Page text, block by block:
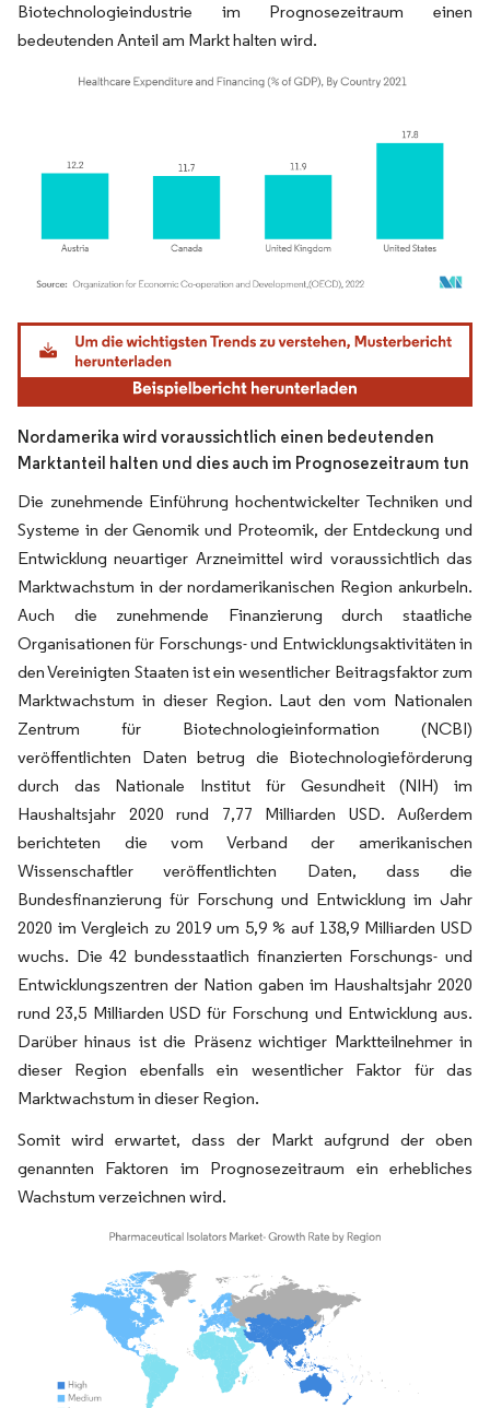
Biotechnologieindustrie im Prognosezeitraum einen
bedeutenden Anteil am Markt halten wird.
Bild © Mordor Intelligence. Wiederverwendung erfordert Namensnennung gemäß
Nordamerika wird voraussichtlich einen bedeutenden
Marktanteil halten und dies auch im Prognosezeitraum tun
Die zunehmende Einführung hochentwickelter Techniken und
Systeme in der Genomik und Proteomik, der Entdeckung und
Entwicklung neuartiger Arzneimittel wird voraussichtlich das
Marktwachstum in der nordamerikanischen Region ankurbeln.
Auch die zunehmende Finanzierung durch staatliche
Organisationen für Forschungs- und Entwicklungsaktivitäten in
den Vereinigten Staaten ist ein wesentlicher Beitragsfaktor zum
Marktwachstum in dieser Region. Laut den vom Nationalen
Zentrum für Biotechnologieinformation (NCBI)
veröffentlichten Daten betrug die Biotechnologieförderung
durch das Nationale Institut für Gesundheit (NIH) im
Haushaltsjahr 2020 rund 7,77 Milliarden USD. Außerdem
berichteten die vom Verband der amerikanischen
Wissenschaftler veröffentlichten Daten, dass die
Bundesfinanzierung für Forschung und Entwicklung im Jahr
2020 im Vergleich zu 2019 um 5,9 % auf 138,9 Milliarden USD
wuchs. Die 42 bundesstaatlich finanzierten Forschungs- und
Entwicklungszentren der Nation gaben im Haushaltsjahr 2020
rund 23,5 Milliarden USD für Forschung und Entwicklung aus.
Darüber hinaus ist die Präsenz wichtiger Marktteilnehmer in
dieser Region ebenfalls ein wesentlicher Faktor für das
Marktwachstum in dieser Region.
Somit wird erwartet, dass der Markt aufgrund der oben
genannten Faktoren im Prognosezeitraum ein erhebliches
Wachstum verzeichnen wird.